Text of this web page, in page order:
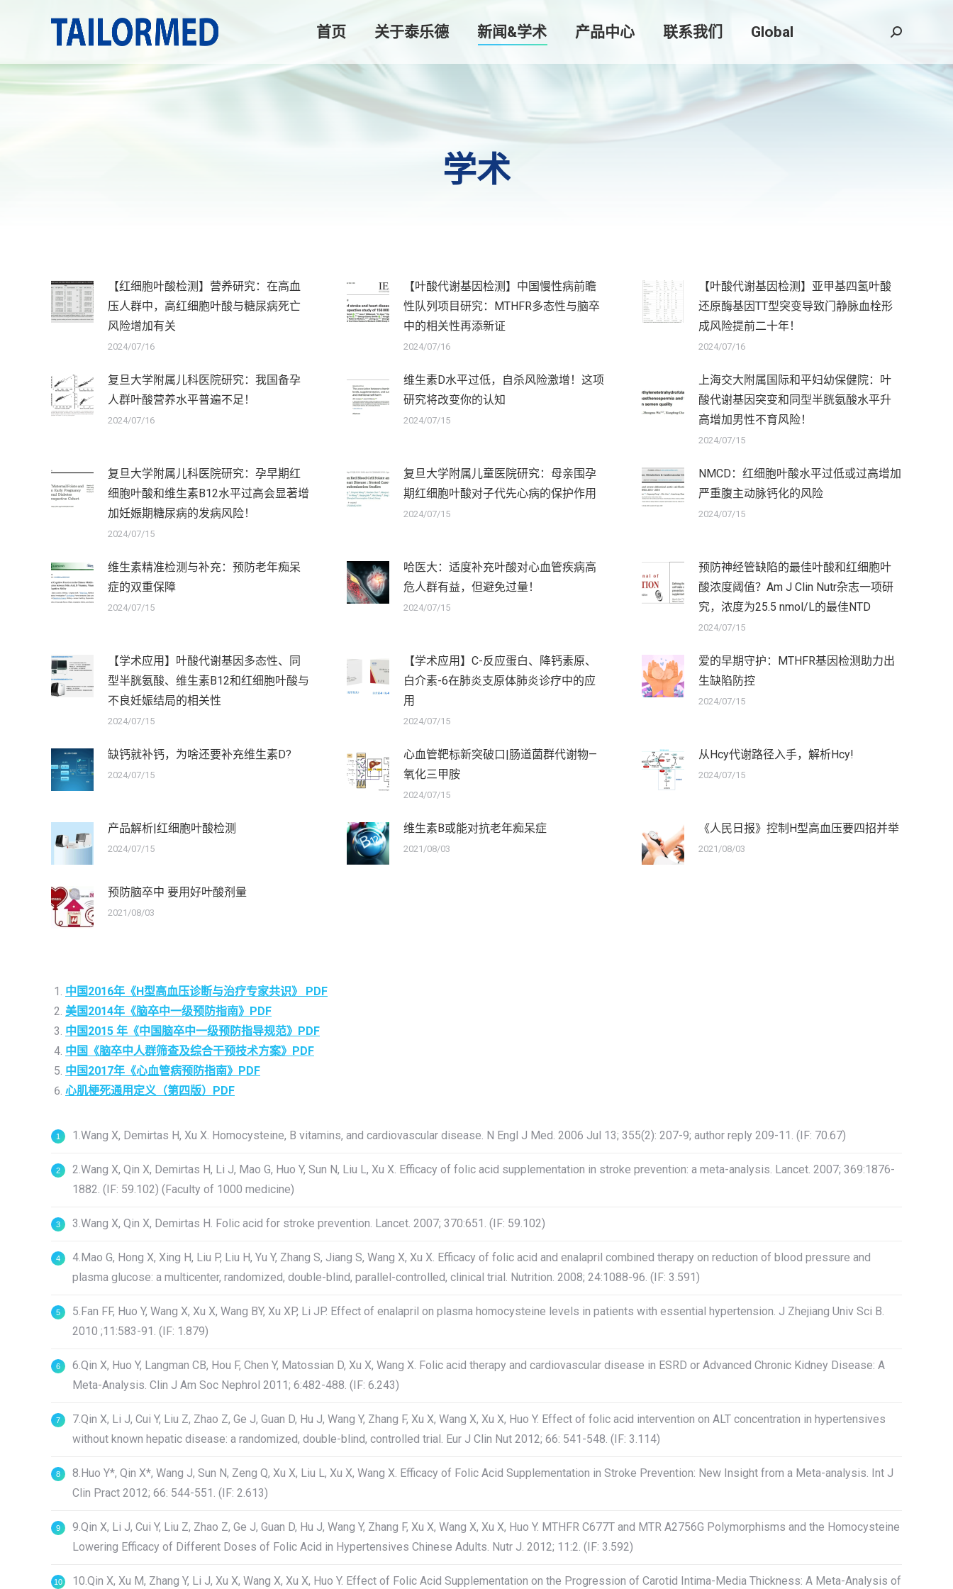
首页 关于泰乐德 新闻&学术 产品中心 联系我们 Global
搜
学术
【红细胞叶酸检测】营养研究：在高血
压人群中，高红细胞叶酸与糖尿病死亡
风险增加有关
2024/07/16
【叶酸代谢基因检测】中国慢性病前瞻
性队列项目研究：MTHFR多态性与脑卒
中的相关性再添新证
2024/07/16
【叶酸代谢基因检测】亚甲基四氢叶酸
还原酶基因TT型突变导致门静脉血栓形
成风险提前二十年！
2024/07/16
复旦大学附属儿科医院研究：我国备孕
人群叶酸营养水平普遍不足！
2024/07/16
维生素D水平过低，自杀风险激增！这项
研究将改变你的认知
2024/07/15
上海交大附属国际和平妇幼保健院：叶
酸代谢基因突变和同型半胱氨酸水平升
高增加男性不育风险！
2024/07/15
复旦大学附属儿科医院研究：孕早期红
细胞叶酸和维生素B12水平过高会显著增
加妊娠期糖尿病的发病风险！
2024/07/15
复旦大学附属儿童医院研究：母亲围孕
期红细胞叶酸对子代先心病的保护作用
2024/07/15
NMCD：红细胞叶酸水平过低或过高增加
严重腹主动脉钙化的风险
2024/07/15
维生素精准检测与补充：预防老年痴呆
症的双重保障
2024/07/15
哈医大：适度补充叶酸对心血管疾病高
危人群有益，但避免过量！
2024/07/15
预防神经管缺陷的最佳叶酸和红细胞叶
酸浓度阈值？Am J Clin Nutr杂志一项研
究，浓度为25.5 nmol/L的最佳NTD
2024/07/15
【学术应用】叶酸代谢基因多态性、同
型半胱氨酸、维生素B12和红细胞叶酸与
不良妊娠结局的相关性
2024/07/15
【学术应用】C-反应蛋白、降钙素原、
白介素-6在肺炎支原体肺炎诊疗中的应
用
2024/07/15
爱的早期守护：MTHFR基因检测助力出
生缺陷防控
2024/07/15
缺钙就补钙，为啥还要补充维生素D?
2024/07/15
心血管靶标新突破口|肠道菌群代谢物—
氧化三甲胺
2024/07/15
从Hcy代谢路径入手，解析Hcy!
2024/07/15
产品解析|红细胞叶酸检测
2024/07/15
维生素B或能对抗老年痴呆症
2021/08/03
《人民日报》控制H型高血压要四招并举
2021/08/03
预防脑卒中 要用好叶酸剂量
2021/08/03
中国2016年《H型高血压诊断与治疗专家共识》 PDF
美国2014年《脑卒中一级预防指南》PDF
中国2015 年《中国脑卒中一级预防指导规范》PDF
中国《脑卒中人群筛查及综合干预技术方案》PDF
中国2017年《心血管病预防指南》PDF
心肌梗死通用定义（第四版）PDF
1.Wang X, Demirtas H, Xu X. Homocysteine, B vitamins, and cardiovascular disease. N Engl J Med. 2006 Jul 13; 355(2): 207-9; author reply 209-11. (IF: 70.67)
2.Wang X, Qin X, Demirtas H, Li J, Mao G, Huo Y, Sun N, Liu L, Xu X. Efficacy of folic acid supplementation in stroke prevention: a meta-analysis. Lancet. 2007; 369:1876-
1882. (IF: 59.102) (Faculty of 1000 medicine)
3.Wang X, Qin X, Demirtas H. Folic acid for stroke prevention. Lancet. 2007; 370:651. (IF: 59.102)
4.Mao G, Hong X, Xing H, Liu P, Liu H, Yu Y, Zhang S, Jiang S, Wang X, Xu X. Efficacy of folic acid and enalapril combined therapy on reduction of blood pressure and
plasma glucose: a multicenter, randomized, double-blind, parallel-controlled, clinical trial. Nutrition. 2008; 24:1088-96. (IF: 3.591)
5.Fan FF, Huo Y, Wang X, Xu X, Wang BY, Xu XP, Li JP. Effect of enalapril on plasma homocysteine levels in patients with essential hypertension. J Zhejiang Univ Sci B.
2010 ;11:583-91. (IF: 1.879)
6.Qin X, Huo Y, Langman CB, Hou F, Chen Y, Matossian D, Xu X, Wang X. Folic acid therapy and cardiovascular disease in ESRD or Advanced Chronic Kidney Disease: A
Meta-Analysis. Clin J Am Soc Nephrol 2011; 6:482-488. (IF: 6.243)
7.Qin X, Li J, Cui Y, Liu Z, Zhao Z, Ge J, Guan D, Hu J, Wang Y, Zhang F, Xu X, Wang X, Xu X, Huo Y. Effect of folic acid intervention on ALT concentration in hypertensives
without known hepatic disease: a randomized, double-blind, controlled trial. Eur J Clin Nut 2012; 66: 541-548. (IF: 3.114)
8.Huo Y*, Qin X*, Wang J, Sun N, Zeng Q, Xu X, Liu L, Xu X, Wang X. Efficacy of Folic Acid Supplementation in Stroke Prevention: New Insight from a Meta-analysis. Int J
Clin Pract 2012; 66: 544-551. (IF: 2.613)
9.Qin X, Li J, Cui Y, Liu Z, Zhao Z, Ge J, Guan D, Hu J, Wang Y, Zhang F, Xu X, Wang X, Xu X, Huo Y. MTHFR C677T and MTR A2756G Polymorphisms and the Homocysteine
Lowering Efficacy of Different Doses of Folic Acid in Hypertensives Chinese Adults. Nutr J. 2012; 11:2. (IF: 3.592)
10.Qin X, Xu M, Zhang Y, Li J, Xu X, Wang X, Xu X, Huo Y. Effect of Folic Acid Supplementation on the Progression of Carotid Intima-Media Thickness: A Meta-Analysis of